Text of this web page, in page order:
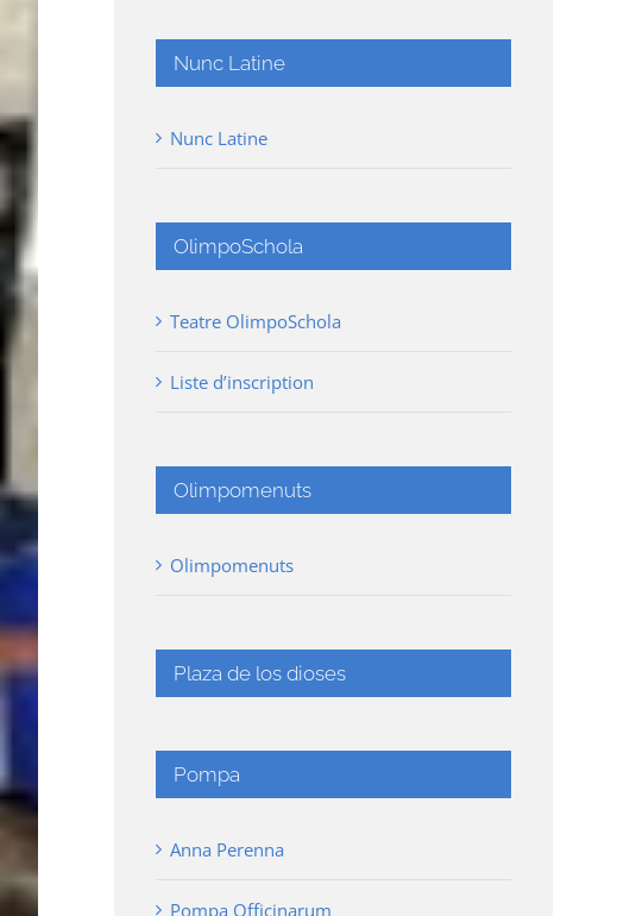
Nunc Latine
Nunc Latine
OlimpoSchola
Teatre OlimpoSchola
Liste d’inscription
Olimpomenuts
Olimpomenuts
Plaza de los dioses
Pompa
Anna Perenna
Pompa Officinarum